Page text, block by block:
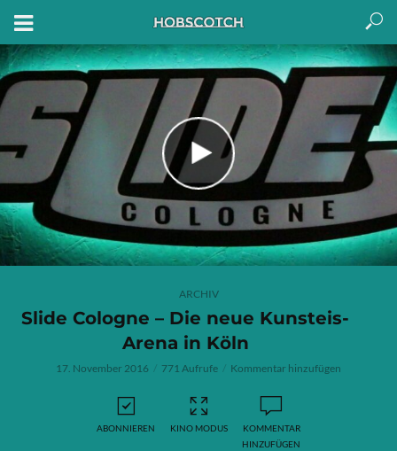
ARCHIV
Slide Cologne – Die neue Kunsteis-
Arena in Köln
17. November 2016 771 Aufrufe Kommentar hinzufügen
ABONNIEREN KINO MODUS
KOMMENTAR
HINZUFÜGEN